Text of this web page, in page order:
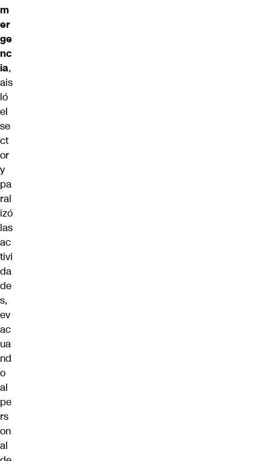
m
er
ge
nc
ia,
ais
ló
el
se
ct
or
y
pa
ral
izó
las
ac
tivi
da
de
s,
ev
ac
ua
nd
o
al
pe
rs
on
al